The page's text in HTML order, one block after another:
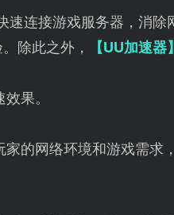
速连接游戏服务器，消
除此之外，
【UU加速器
果。
的网络环境和游戏需求